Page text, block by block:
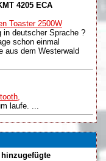
4205 ECA
Toaster 2500W
in deutscher Sprache ?
schon einmal
aus dem Westerwald
laufe. ...